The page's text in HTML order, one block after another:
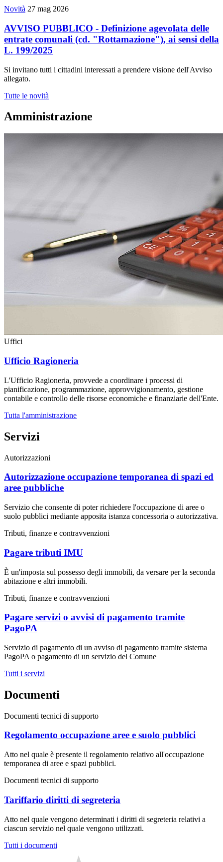
Novità 27 mag 2026
AVVISO PUBBLICO - Definizione agevolata delle
entrate comunali (cd. "Rottamazione"), ai sensi della
L. 199/2025
Si invitano tutti i cittadini interessati a prendere visione dell'Avviso
allegato.
Tutte le novità
Amministrazione
Uffici
Ufficio Ragioneria
L'Ufficio Ragioneria, provvede a coordinare i processi di
pianificazione, programmazione, approvvigionamento, gestione
contabile e controllo delle risorse economiche e finanziarie dell'Ente.
Tutta l'amministrazione
Servizi
Autorizzazioni
Autorizzazione occupazione temporanea di spazi ed
aree pubbliche
Servizio che consente di poter richiedere l'occupazione di aree o
suolo pubblici mediante apposita istanza concessoria o autorizzativa.
Tributi, finanze e contravvenzioni
Pagare tributi IMU
È un'imposta sul possesso degli immobili, da versare per la seconda
abitazione e altri immobili.
Tributi, finanze e contravvenzioni
Pagare servizi o avvisi di pagamento tramite
PagoPA
Servizio di pagamento di un avviso di pagamento tramite sistema
PagoPA o pagamento di un servizio del Comune
Tutti i servizi
Documenti
Documenti tecnici di supporto
Regolamento occupazione aree e suolo pubblici
Atto nel quale è presente il regolamento relativo all'occupazione
temporanea di aree e spazi pubblici.
Documenti tecnici di supporto
Tariffario diritti di segreteria
Atto nel quale vengono determinati i diritti di segreteria relativi a
ciascun servizio nel quale vengono utilizzati.
Tutti i documenti